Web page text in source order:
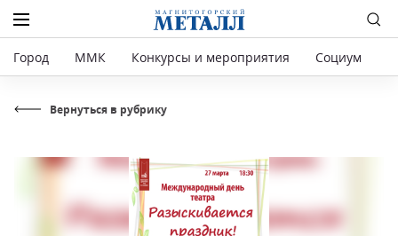
Город ММК Конкурсы и мероприятия Социум
Вернуться в рубрику